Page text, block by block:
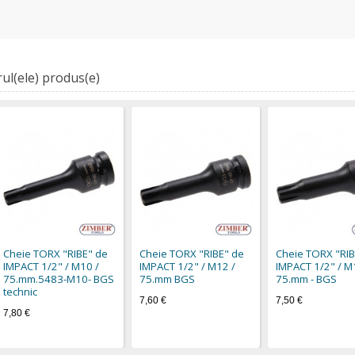
produs(e)
Cheie TORX "RIBE" de
IMPACT 1/2" / M10 /
75.mm.5483-M10- BGS
technic
7,80 €
Cheie TORX "RIBE" de
IMPACT 1/2" / M12 /
75.mm BGS
7,60 €
Cheie TORX
IMPACT 1/2" /
75.mm - BGS
7,50 €